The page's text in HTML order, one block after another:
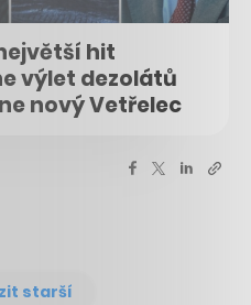
hit
výlet dezolátů
nový Vetřelec
starší